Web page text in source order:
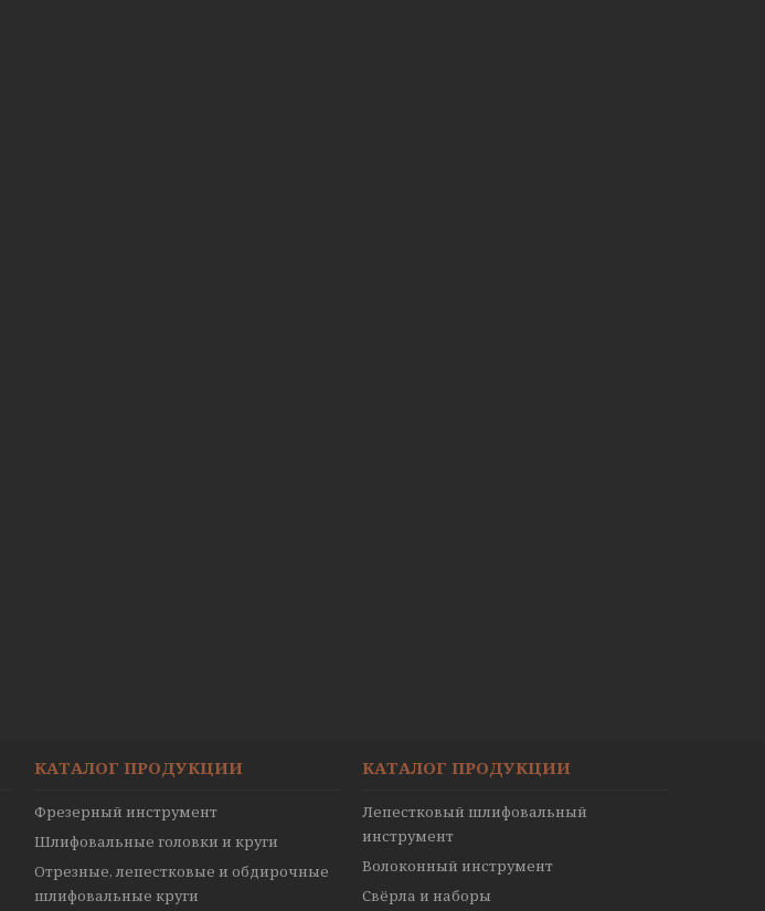
КАТАЛОГ ПРОДУКЦИИ
Фрезерный инструмент
Шлифовальные головки и круги
Отрезные, лепестковые и обдирочные
шлифовальные круги
КАТАЛОГ ПРОДУКЦИИ
Лепестковый шлифовальный
инструмент
Волоконный инструмент
Свёрла и наборы